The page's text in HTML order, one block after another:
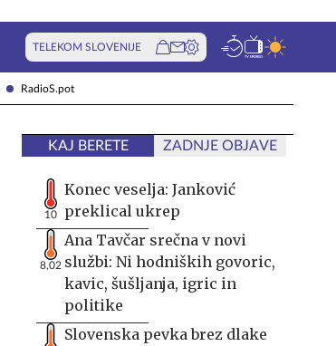
RadioS.pot
TELEKOM SLOVENIJE
KAJ BERETE ZADNJE OBJAVE
10
Konec veselja: Janković
preklical ukrep
8,02
Ana Tavčar srečna v novi
službi: Ni hodniških govoric,
kavic, šušljanja, igric in
politike
Slovenska pevka brez dlake